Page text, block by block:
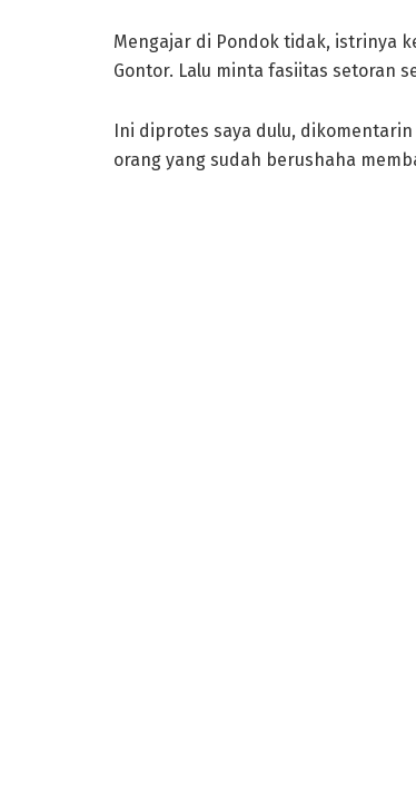
Mengajar di Pondok tidak, istrinya
Gontor. Lalu minta fasiitas setoran
Ini diprotes saya dulu,
orang yang sudah berushaha